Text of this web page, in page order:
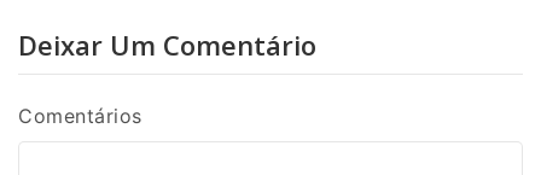
Deixar Um Comentário
Comentários